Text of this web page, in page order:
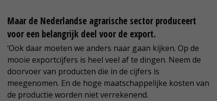
Maar de Nederlandse agrarische sector produceert
voor een belangrijk deel voor de export.
‘Ook daar moeten we anders naar gaan kijken. Op de
mooie exportcijfers is heel veel af te dingen. Neem de
doorvoer van producten die in de cijfers is
meegenomen. En de hoge maatschappelijke kosten van
de productie worden niet verrekenend.